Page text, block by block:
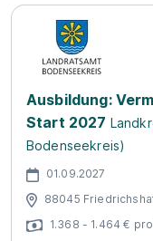
Ausbildung:
Start 2027
Bodenseekreis)
01.09.2027
88045
1.368 - 1.464 €